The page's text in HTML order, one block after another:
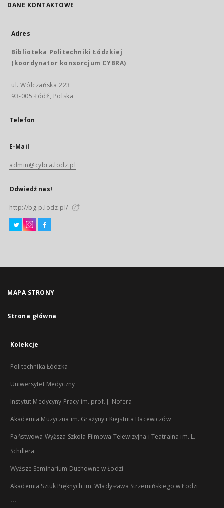
DANE KONTAKTOWE
Adres
Biblioteka Politechniki Łódzkiej
(koordynator konsorcjum CYBRA)
ul. Wólczańska 223
93-005 Łódź, Polska
Telefon
E-Mail
admin@cybra.lodz.pl
Odwiedź nas!
http://bg.p.lodz.pl/
MAPA STRONY
Strona główna
Kolekcje
Politechnika Łódzka
Uniwersytet Medyczny
Instytut Medycyny Pracy im. prof. J. Nofera
Akademia Muzyczna im. Grażyny i Kiejstuta Bacewiczów
Państwowa Wyższa Szkoła Filmowa Telewizyjna i Teatralna im. L.
Schillera
Wyższe Seminarium Duchowne w Łodzi
Akademia Sztuk Pięknych im. Władysława Strzemińskiego w Łodzi
...